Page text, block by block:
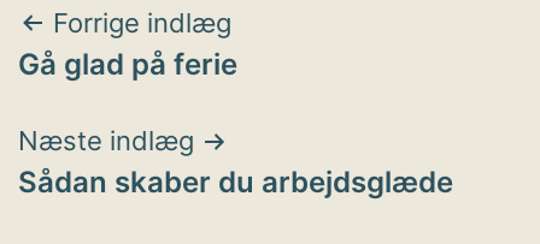
Indlægsnavigation
Forrige indlæg
Gå glad på ferie
Næste indlæg
Sådan skaber du arbejdsglæde